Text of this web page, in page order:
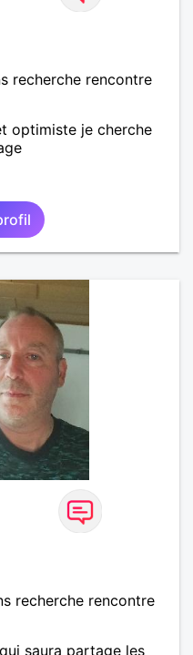
recherche rencontre
optimiste je cherche
recherche rencontre
saura partage les